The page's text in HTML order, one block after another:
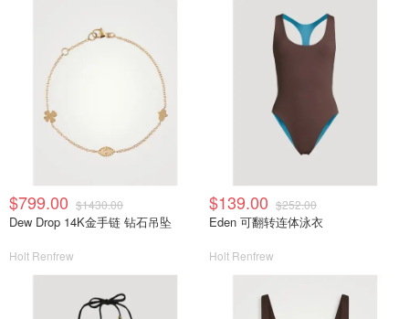
$799.00 $1430.00
Dew Drop 14K金手链 钻石吊坠
Holt Renfrew
$139.00 $252.00
Eden 可翻转连体泳衣
Holt Renfrew